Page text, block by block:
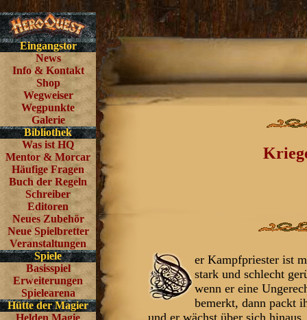
Eingangstor
News
Info & Kontakt
Shop
Wegweiser
Wegpunkte
Galerie
Bibliothek
Was ist HQ
Mentor & Morcar
Häufige Fragen
Buch der Regeln
Schreiber
Editoren
Neues Zubehör
Neue Spielbretter
Veranstaltungen
Spiele
Basisspiel
Erweiterungen
Spielearena
Hütte der Magier
Helden Magie
er Kampfpriester ist
stark und schlecht
wenn er eine
bemerkt, dann packt
und er wächst über sich